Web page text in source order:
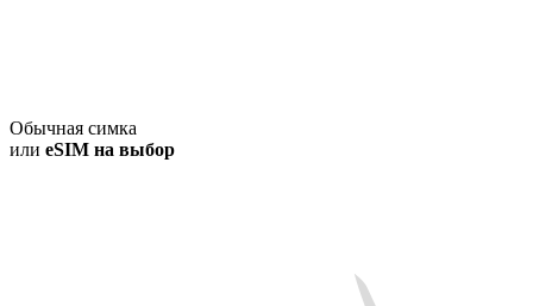
Обычная симка
или eSIM на выбор